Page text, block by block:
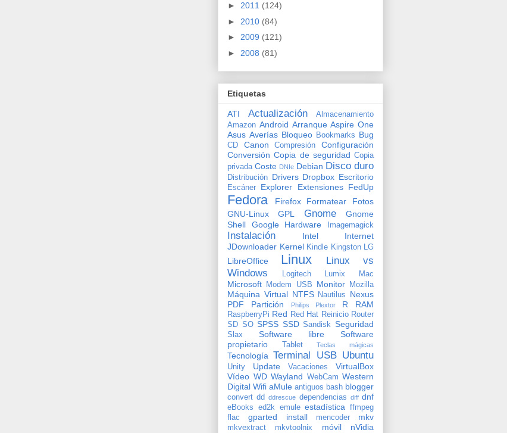
► 2011 (124)
► 2010 (84)
► 2009 (121)
► 2008 (81)
Etiquetas
ATI Actualización
Almacenamiento
Amazon Android Arranque Aspire One
Asus Averías Bloqueo Bookmarks Bug
CD Canon Compresión
Configuración
Conversión Copia de seguridad Copia
privada Coste DNIe Debian Disco duro
Distribución Drivers Dropbox Escritorio
Escáner Explorer Extensiones FedUp
Fedora Firefox Formatear
Fotos
GNU-Linux
GPL Gnome
Gnome
Shell
Google Hardware Imagemagick
Instalación Intel
Internet
JDownloader Kernel Kindle Kingston LG
LibreOffice Linux
Linux vs
Windows
Logitech Lumix Mac
Microsoft Modem USB Monitor Mozilla
Máquina Virtual NTFS Nautilus
Nexus
PDF
Partición Philips Plextor R RAM
RaspberryPi Red Red Hat Reinicio Router
SD SO SPSS SSD Sandisk Seguridad
Slax Software libre
Software
propietario
Tablet Teclas mágicas
Tecnología Terminal USB Ubuntu
Unity Update Vacaciones
VirtualBox
Vídeo WD Wayland WebCam Western
Digital Wifi aMule antiguos bash blogger
convert dd ddrescue dependencias diff dnf
eBooks ed2k emule estadística ffmpeg
flac
gparted install mencoder mkv
mkvextract mkvtoolnix móvil nVidia